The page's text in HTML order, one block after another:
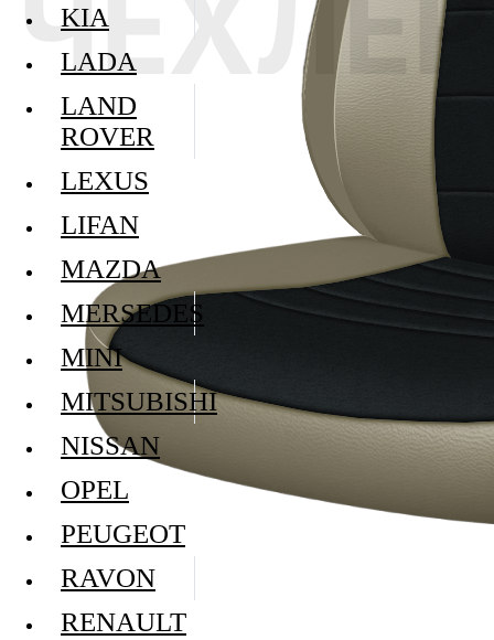
KIA
LADA
LAND
ROVER
LEXUS
LIFAN
MAZDA
MERSEDES
MINI
MITSUBISHI
NISSAN
OPEL
PEUGEOT
RAVON
RENAULT